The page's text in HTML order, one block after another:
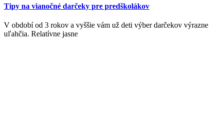
Tipy na vianočné darčeky pre predškolákov
V období od 3 rokov a vyššie vám už deti výber darčekov výrazne
uľahčia. Relatívne jasne